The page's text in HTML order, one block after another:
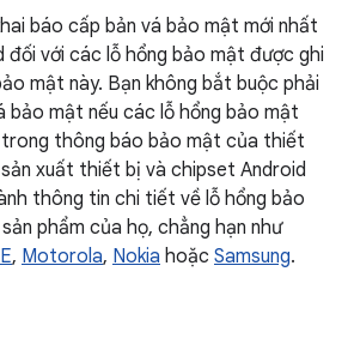
báo cấp bản vá bảo mật mới nhất
với các lỗ hổng bảo mật được ghi
mật này. Bạn không bắt buộc phải
bảo mật nếu các lỗ hổng bảo mật
trong thông báo bảo mật của thiết
xuất thiết bị và chipset Android
thông tin chi tiết về lỗ hổng bảo
phẩm của họ, chẳng hạn như
, Motorola, Nokia hoặc Samsung.